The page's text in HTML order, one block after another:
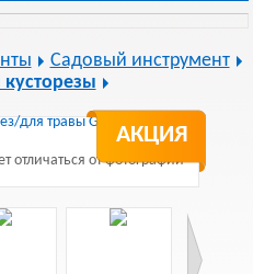
Садовый инструмент
АКЦИЯ
отличаться от фотографии